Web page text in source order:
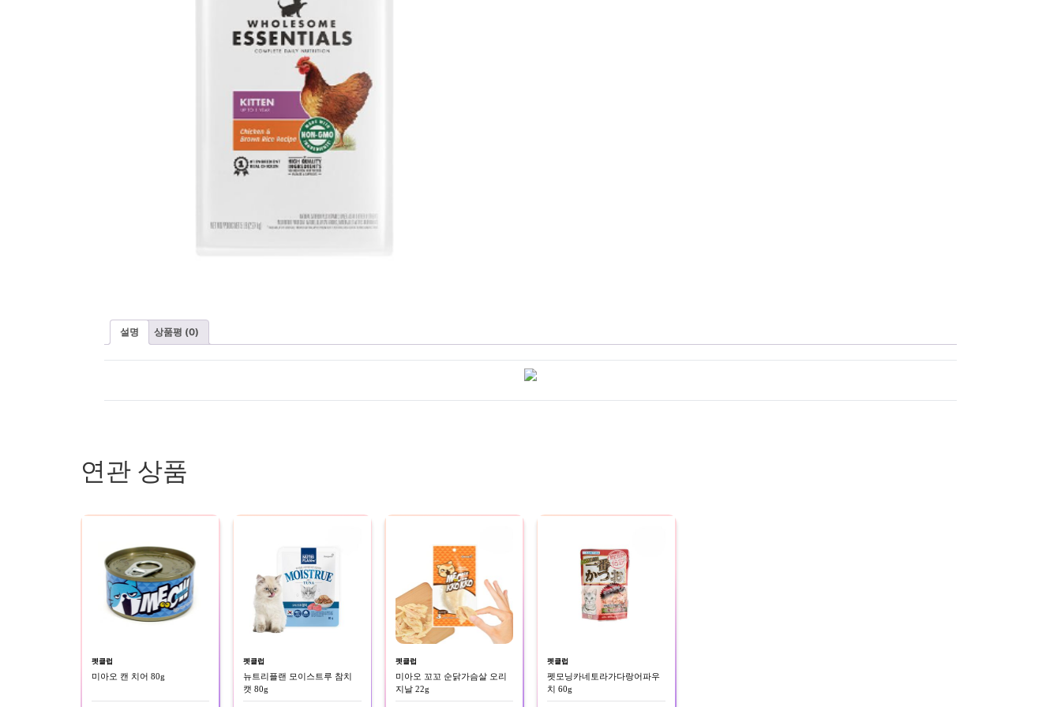
설명 상품평 (0)
연관 상품
펫클럽
미아오 캔 치어 80g
펫클럽
뉴트리플랜 모이스트루 참치
캣 80g
펫클럽
미아오 꼬꼬 순닭가슴살 오리
지날 22g
펫클럽
펫모닝카네토라가다랑어파우
치 60g